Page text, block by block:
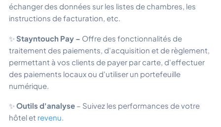
échanger des données sur les listes de chambres, les
instructions de facturation, etc.
✨Stayntouch Pay – Offre des fonctionnalités de
traitement des paiements, d'acquisition et de règlement,
permettant à vos clients de payer par carte, d'effectuer
des paiements locaux ou d'utiliser un portefeuille
numérique.
✨Outils d'analyse – Suivez les performances de votre
hôtel et revenu.